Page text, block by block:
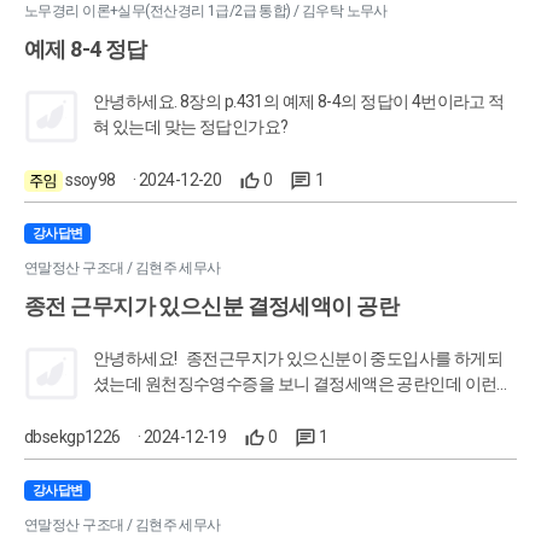
인도금은 잡손실 등 당기 비용으로 전액 처리가 가능할까요?
아니면, 업무용승용차관련비용에 포함하여 한도계산을 해야
노무경리 이론+실무(전산경리 1급/2급 통합) / 김우탁 노무사
예제 8-4 정답
안녕하세요. 8장의 p.431의 예제 8-4의 정답이 4번이라고 적
혀 있는데 맞는 정답인가요?
ssoy98 · 2024-12-20 0 1
강사답변
연말정산 구조대 / 김현주 세무사
종전 근무지가 있으신분 결정세액이 공란
안녕하세요! 종전근무지가 있으신분이 중도입사를 하게되
셨는데 원천징수영수증을 보니 결정세액은 공란인데 이런경
는건가요? 아니면 환급받으신(차감징수세액이 -금액이더라
구요)금액을 적으면 될까요?
dbsekgp1226 · 2024-12-19 0 1
강사답변
연말정산 구조대 / 김현주 세무사